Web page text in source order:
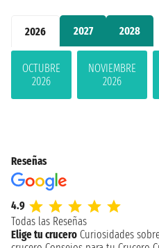
2026 2027 2028
OCTUBRE
2026
NOVIEMBRE
2026
Reseñas
4.9
Todas las Reseñas
Elige tu crucero Curiosidades